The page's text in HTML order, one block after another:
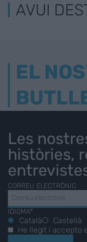
AVUI
EL
Les
històries,
CORREU ELECTRÒNIC
IDIOMA*
Català
Castellà
He llegit i accepto